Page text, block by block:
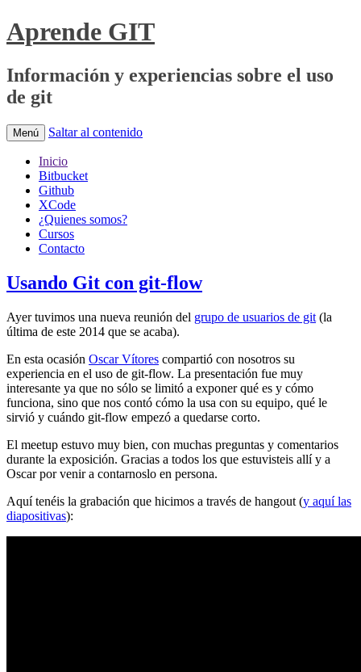
Aprende GIT
Información y experiencias sobre el uso
de git
Menú Saltar al contenido
Inicio
Bitbucket
Github
XCode
¿Quienes somos?
Cursos
Contacto
Usando Git con git-flow
Ayer tuvimos una nueva reunión del grupo de usuarios de git (la
última de este 2014 que se acaba).
En esta ocasión Oscar Vítores compartió con nosotros su
experiencia en el uso de git-flow. La presentación fue muy
interesante ya que no sólo se limitó a exponer qué es y cómo
funciona, sino que nos contó cómo la usa con su equipo, qué le
sirvió y cuándo git-flow empezó a quedarse corto.
El meetup estuvo muy bien, con muchas preguntas y comentarios
durante la exposición. Gracias a todos los que estuvisteis allí y a
Oscar por venir a contarnoslo en persona.
Aquí tenéis la grabación que hicimos a través de hangout (y aquí las
diapositivas):